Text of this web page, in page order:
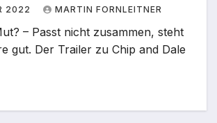
2022 MARTIN FORNLEITNER
– Passt nicht zusammen, steht
gut. Der Trailer zu Chip and Dale